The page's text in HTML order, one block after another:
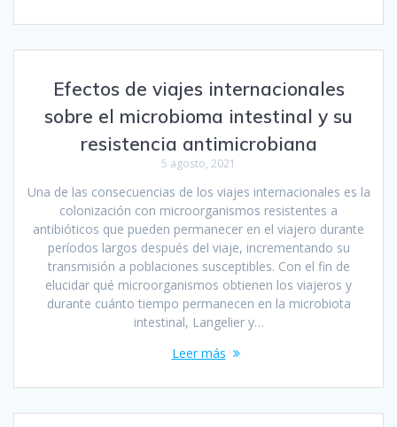
Efectos de viajes internacionales
sobre el microbioma intestinal y su
resistencia antimicrobiana
5 agosto, 2021
Una de las consecuencias de los viajes internacionales es la
colonización con microorganismos resistentes a
antibióticos que pueden permanecer en el viajero durante
períodos largos después del viaje, incrementando su
transmisión a poblaciones susceptibles. Con el fin de
elucidar qué microorganismos obtienen los viajeros y
durante cuánto tiempo permanecen en la microbiota
intestinal, Langelier y…
Leer más